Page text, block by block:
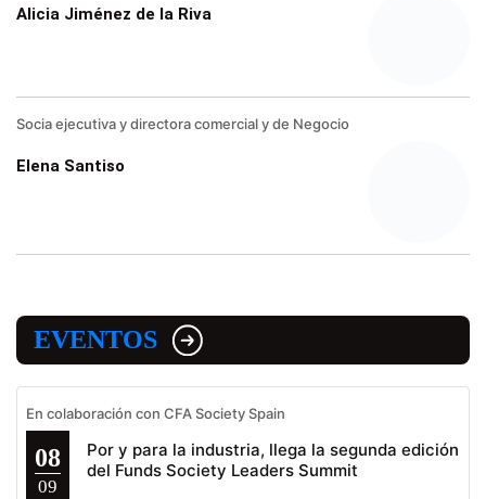
Alicia Jiménez de la Riva
Socia ejecutiva y directora comercial y de Negocio
Elena Santiso
EVENTOS
En colaboración con CFA Society Spain
08
09
Por y para la industria, llega la segunda edición
del Funds Society Leaders Summit